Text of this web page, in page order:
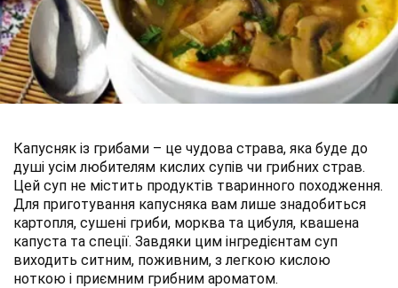
Капусняк із грибами – це чудова страва, яка буде до
душі усім любителям кислих супів чи грибних страв.
Цей суп не містить продуктів тваринного походження.
Для приготування капусняка вам лише знадобиться
картопля, сушені гриби, морква та цибуля, квашена
капуста та спеції. Завдяки цим інгредієнтам суп
виходить ситним, поживним, з легкою кислою
ноткою і приємним грибним ароматом.